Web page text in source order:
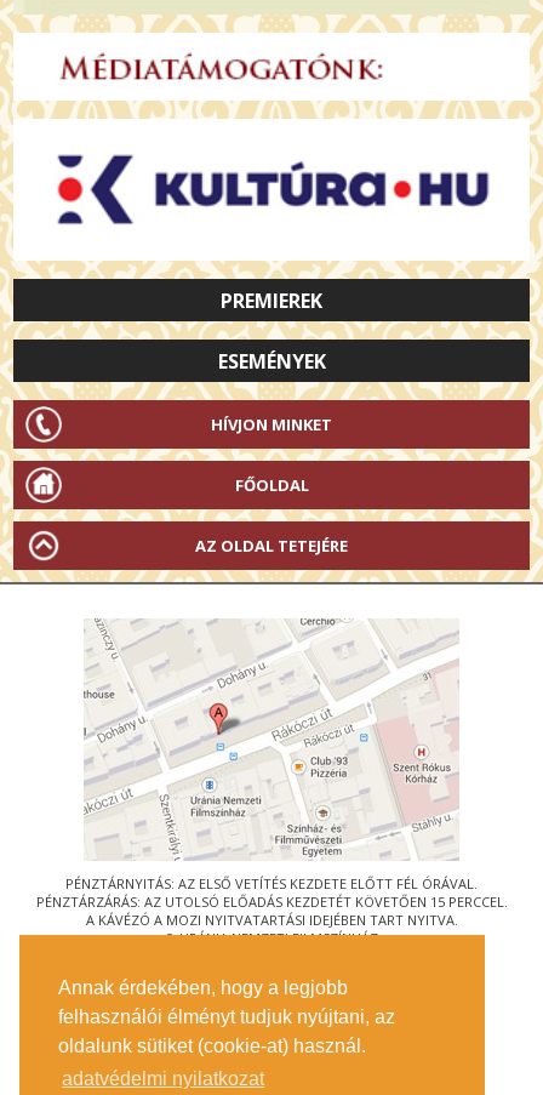
Annak érdekében, hogy a legjobb
felhasználói élményt tudjuk nyújtani, az
oldalunk sütiket (cookie-at) használ.
adatvédelmi nyilatkozat
PREMIEREK
ESEMÉNYEK
HÍVJON MINKET
FŐOLDAL
AZ OLDAL TETEJÉRE
PÉNZTÁRNYITÁS: AZ ELSŐ VETÍTÉS KEZDETE ELŐTT FÉL ÓRÁVAL.
PÉNZTÁRZÁRÁS: AZ UTOLSÓ ELŐADÁS KEZDETÉT KÖVETŐEN 15 PERCCEL.
A KÁVÉZÓ A MOZI NYITVATARTÁSI IDEJÉBEN TART NYITVA.
© URÁNIA NEMZETI FILMSZÍNHÁZ
1088 BUDAPEST, RÁKÓCZI ÚT 21.
MEGKÖZELÍTÉS
JEGYINFORMÁCIÓ
ÍRJON NEKÜNK!